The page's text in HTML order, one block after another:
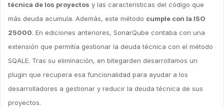
técnica de los proyectos y las características del código que
más deuda acumula. Además, este método cumple con la ISO
25000. En ediciones anteriores, SonarQube contaba con una
extensión que permitía gestionar la deuda técnica con el método
SQALE. Tras su eliminación, en bitegarden desarrollamos un
plugin que recupera esa funcionalidad para ayudar a los
desarrolladores a gestionar y reducir la deuda técnica de sus
proyectos.